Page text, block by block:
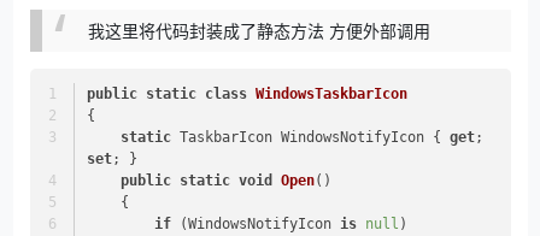
我这里将代码封装成了静态方法 方便外部调用
public static class WindowsTaskbarIcon
{
static TaskbarIcon WindowsNotifyIcon { get
set; }
public static void Open()
    {
if (WindowsNotifyIcon is null )